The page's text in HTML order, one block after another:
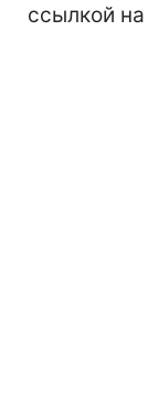
ссылкой на